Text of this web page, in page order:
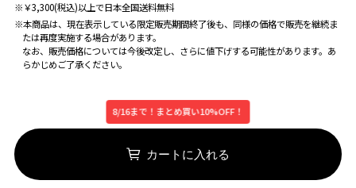
※￥3,300(税込)以上で日本全国送料無料
※本商品は、現在表示している限定販売期間終了後も、同様の価格で販売を継続ま
たは再度実施する場合があります。
なお、販売価格については今後改定し、さらに値下げする可能性があります。あ
らかじめご了承ください。
8/16まで！まとめ買い10%OFF！
カートに入れる